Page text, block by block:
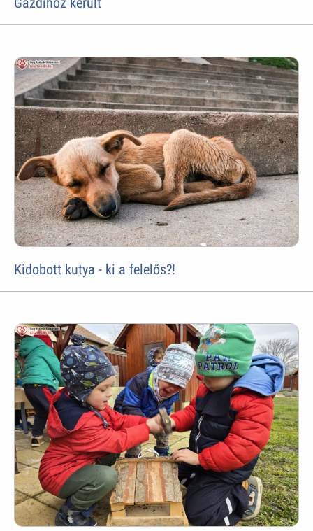
Kidobott kutya - ki a felelős?!